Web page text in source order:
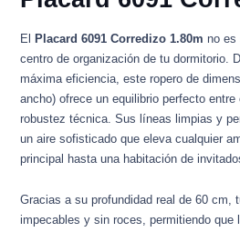
ElPlacard 6091 Corredizo 1.80m no es
centro de organización de tu dormitorio.
máxima eficiencia, este ropero de
ancho) ofrece un equilibrio perfecto
robustez técnica. Sus líneas limpias y
un aire sofisticado que eleva cualquier
principal hasta una habitación de
Gracias a su profundidad real de 60 cm,
impecables y sin roces, permitiendo que